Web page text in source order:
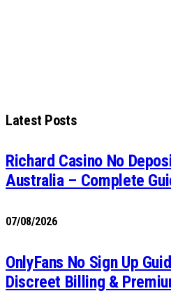
Latest Posts
Richard Casino No
Australia – Complete
07/08/2026
OnlyFans No Sign Up
Discreet Billing &